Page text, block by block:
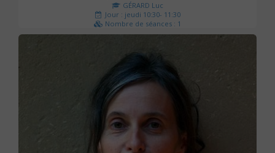
GÉRARD Luc
Jour : jeudi 10:30- 11:30
Nombre de séances : 1
0 €